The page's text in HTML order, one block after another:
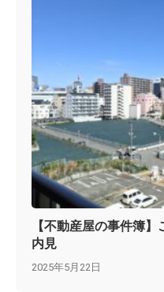
【不動産屋の事件簿
内見
2025年5月22日